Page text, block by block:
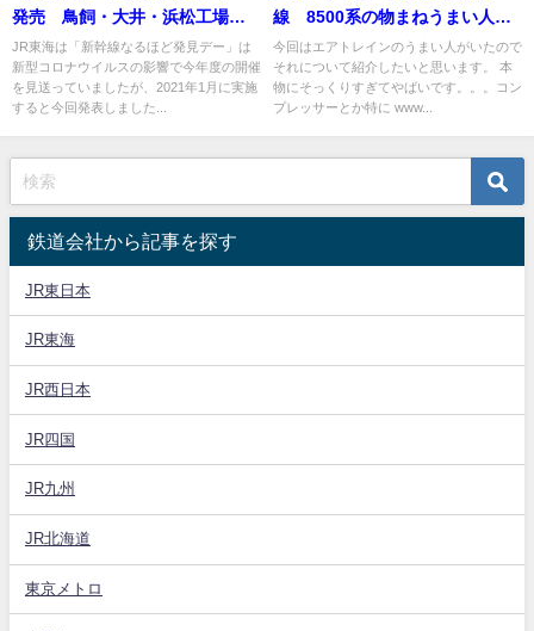
発売 鳥飼・大井・浜松工場公
開へ
JR東海は「新幹線なるほど発見デー」は
新型コロナウイルスの影響で今年度の開催
を見送っていましたが、2021年1月に実施
すると今回発表しました...
線 8500系の物まねうまい人が
発見される
今回はエアトレインのうまい人がいたので
それについて紹介したいと思います。 本
物にそっくりすぎてやばいです。。。コン
プレッサーとか特に www...
鉄道会社から記事を探す
JR東日本
JR東海
JR西日本
JR四国
JR九州
JR北海道
東京メトロ